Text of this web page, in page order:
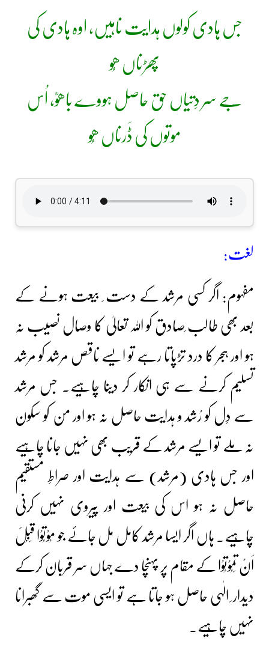
جس ہادی کولوں ہدایت ناہیں، اوہ ہادی کی
پھڑناں ھُو
جے سر دِتیاں حق حاصل ہووے باھوؒ، اُس
موتوں کی ڈَرناں ھُو
لغت:
مفہوم: اگر کسی مرشد کے دست ِ بیعت ہونے کے
بعد بھی طالب ِصادق کو اللہ تعالیٰ کا وصال نصیب نہ
ہو اور ہجر کا درد تڑپاتا رہے تو ایسے ناقص مرشد کو مرشد
تسلیم کرنے سے ہی انکار کر دینا چاہیے۔ جس مرشد
سے دِل کو رُشد و ہدایت حاصل نہ ہو اور من کو سکون
نہ ملے تو ایسے مرشد کے قریب بھی نہیں جانا چاہیے
اور جس ہادی (مرشد) سے ہدایت اور صراطِ مستقیم
حاصل نہ ہو اس کی بیعت اور پیروی نہیں کرنی
چاہیے۔ ہاں اگر ایسا مرشد کامل مل جائے جو مُوْتُوْا قَبْلَ
اَنْ تَمُوْتُوْا کے مقام پر پہنچا دے جہاں سر قربان کرکے
دیدار ِ الٰہی حاصل ہو جاتا ہے تو ایسی موت سے گھبرانا
نہیں چاہیے۔